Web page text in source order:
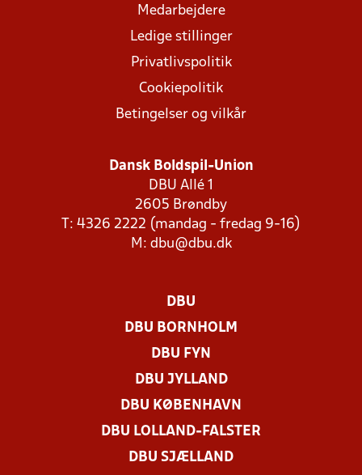
Medarbejdere
Ledige stillinger
Privatlivspolitik
Cookiepolitik
Betingelser og vilkår
Dansk Boldspil-Union
DBU Allé 1
2605 Brøndby
T: 4326 2222 (mandag - fredag 9-16)
M: dbu@dbu.dk
DBU
DBU BORNHOLM
DBU FYN
DBU JYLLAND
DBU KØBENHAVN
DBU LOLLAND-FALSTER
DBU SJÆLLAND